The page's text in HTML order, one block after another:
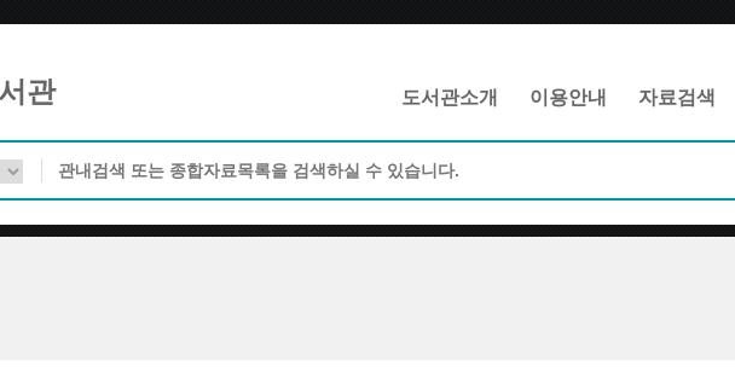
관 도서관소개 이용안내 자료검색